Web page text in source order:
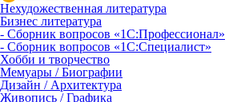
Нехудожественная литература
Бизнес литература
- Сборник вопросов «1С:Профессионал»
- Сборник вопросов «1С:Специалист»
Хобби и творчество
Мемуары / Биографии
Дизайн / Архитектура
Живопись / Графика